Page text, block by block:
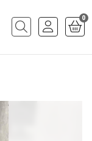
Buscar
0